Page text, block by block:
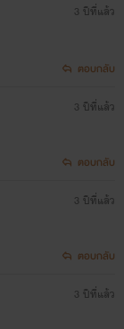
3 ปีที่แล้ว
ตอบกลับ
3 ปีที่แล้ว
ตอบกลับ
3 ปีที่แล้ว
ตอบกลับ
3 ปีที่แล้ว